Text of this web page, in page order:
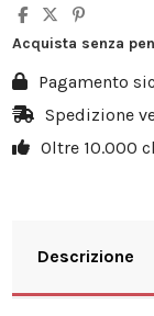
Acquista senza
Pagamento
Spedizione
Oltre 10.000
Descrizione